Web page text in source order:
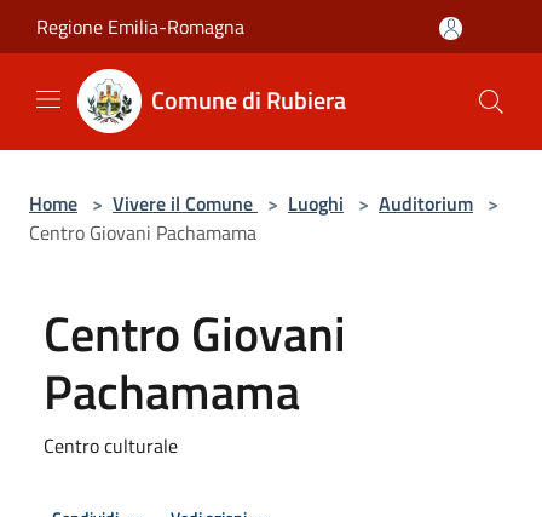
Salta al contenuto principale
Regione Emilia-Romagna
Comune di Rubiera
Home > Vivere il Comune > Luoghi > Auditorium >
Centro Giovani Pachamama
Centro Giovani
Pachamama
Centro culturale